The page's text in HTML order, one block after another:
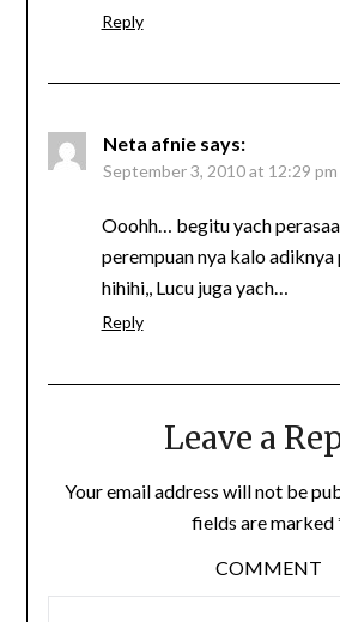
Reply
Neta afnie says:
September 3, 2010 at 12:29 pm
Ooohh… begitu yach
perempuan nya kalo
hihihi,, Lucu juga yach…
Reply
Leave a
Your email address will not be
fields are marked
COMMENT